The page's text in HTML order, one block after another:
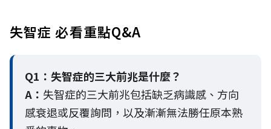
失智症 必看重點Q&A
Q1：失智症的三大前兆是什麼？
A： 失智症的三大前兆包括缺乏病識感、方向
感衰退或反覆詢問，以及漸漸無法勝任原本熟